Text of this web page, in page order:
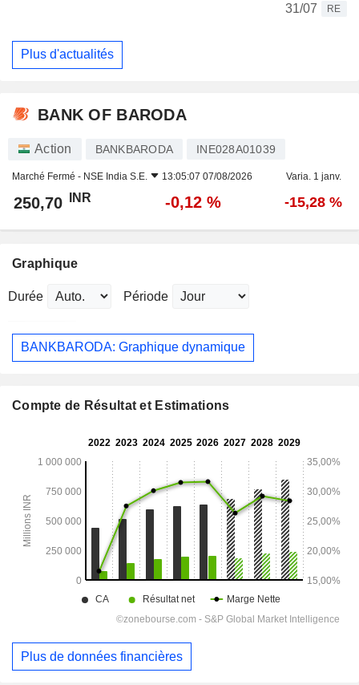
31/07
RE
Plus d'actualités
BANK OF BARODA
Action BANKBARODA INE028A01039
Marché Fermé - NSE India S.E. 13:05:07 07/08/2026 Varia. 1 janv.
250,70 INR -0,12 % -15,28 %
Graphique
Durée Période
BANKBARODA: Graphique dynamique
Compte de Résultat et Estimations
Plus de données financières